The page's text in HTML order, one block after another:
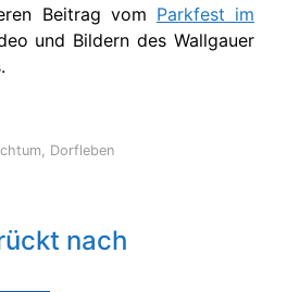
Beitrag vom Parkfest im
und Bildern des Wallgauer
, Dorfleben
nach